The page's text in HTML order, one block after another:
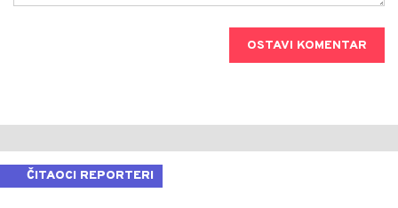
OSTAVI KOMENTAR
ČITAOCI REPORTERI